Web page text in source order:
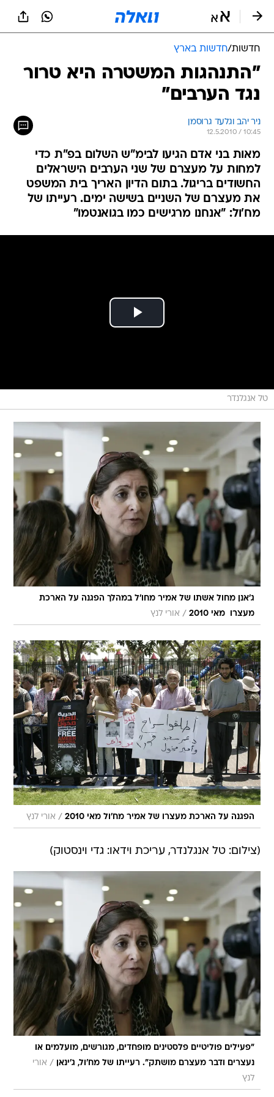
חדשות/חדשות בארץ
"התנהגות המשטרה היא טרור
נגד הערבים"
ניר יהב וגלעד גרוסמן
12.5.2010 / 10:45
מאות בני אדם הגיעו לבימ"ש השלום בפ"ת כדי
למחות על מעצרם של שני הערבים הישראלים
החשודים בריגול. בתום הדיון האריך בית המשפט
את מעצרם של השניים בשישה ימים. רעייתו של
מח'ול: "אנחנו מרגישים כמו בגואנטמו"
טל אנגלנדר
ג'אנן מחול אשתו של אמיר מחו'ל במהלך הפגנה על הארכת
מעצרו  מאי 2010
/ אורי לנץ
הפגנה על הארכת מעצרו של אמיר מח'ול מאי 2010 / אורי לנץ
(צילום: טל אנגלנדר, עריכת וידאו: גדי וינסטוק)
"פעילים פוליטיים פלסטינים מופחדים, מגורשים, מועלמים או
נעצרים ודבר מעצרם מושתק". רעייתו של מח'ול, ג'ינאן
/ אורי
לנץ